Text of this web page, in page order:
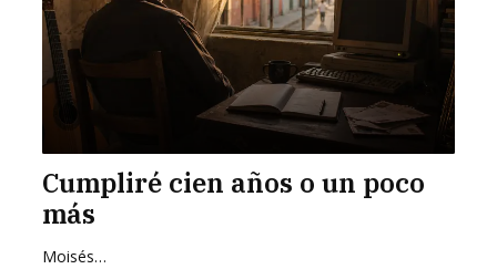
Cumpliré cien años o un poco
más
Moisés Zurita Zafra